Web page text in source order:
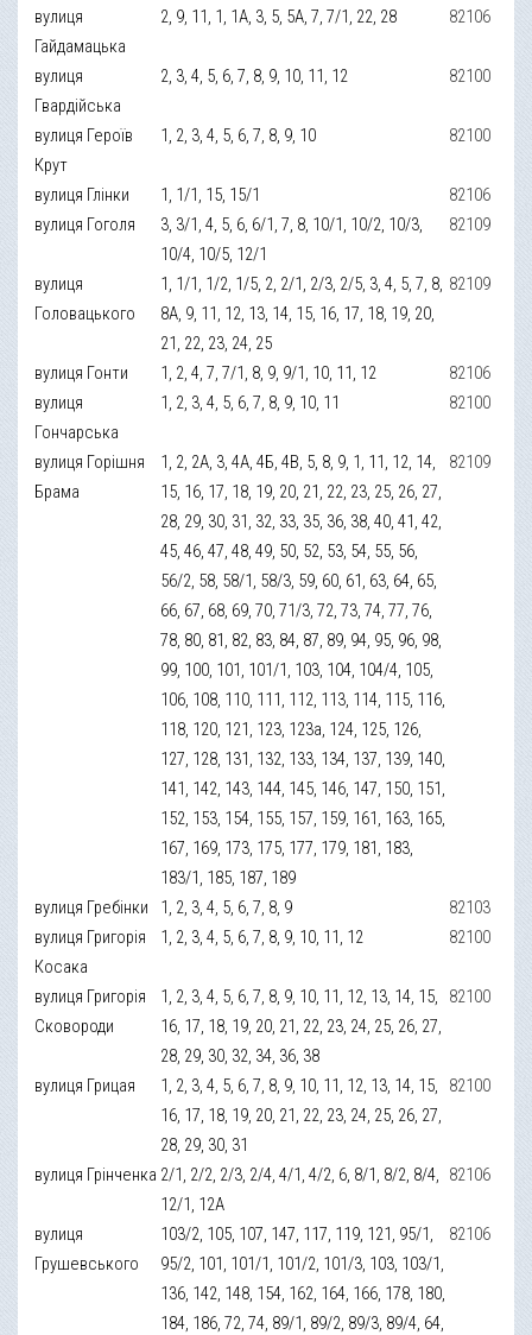
вулиця
Гайдамацька
2, 9, 11, 1, 1А, 3, 5, 5А, 7, 7/1, 22, 28 82106
вулиця
Гвардійська
2, 3, 4, 5, 6, 7, 8, 9, 10, 11, 12 82100
вулиця Героїв
Крут
1, 2, 3, 4, 5, 6, 7, 8, 9, 10 82100
вулиця Глінки 1, 1/1, 15, 15/1
82106
вулиця Гоголя
3, 3/1, 4, 5, 6, 6/1, 7, 8, 10/1, 10/2, 10/3,
10/4, 10/5, 12/1
82109
вулиця
Головацького
1, 1/1, 1/2, 1/5, 2, 2/1, 2/3, 2/5, 3, 4, 5, 7, 8,
8A, 9, 11, 12, 13, 14, 15, 16, 17, 18, 19, 20,
21, 22, 23, 24, 25
82109
вулиця Гонти 1, 2, 4, 7, 7/1, 8, 9, 9/1, 10, 11, 12
82106
вулиця
Гончарська
1, 2, 3, 4, 5, 6, 7, 8, 9, 10, 11 82100
вулиця Горішня
Брама
1, 2, 2A, 3, 4А, 4Б, 4В, 5, 8, 9, 1, 11, 12, 14,
15, 16, 17, 18, 19, 20, 21, 22, 23, 25, 26, 27,
28, 29, 30, 31, 32, 33, 35, 36, 38, 40, 41, 42,
45, 46, 47, 48, 49, 50, 52, 53, 54, 55, 56,
56/2, 58, 58/1, 58/3, 59, 60, 61, 63, 64, 65,
66, 67, 68, 69, 70, 71/3, 72, 73, 74, 77, 76,
78, 80, 81, 82, 83, 84, 87, 89, 94, 95, 96, 98,
99, 100, 101, 101/1, 103, 104, 104/4, 105,
106, 108, 110, 111, 112, 113, 114, 115, 116,
118, 120, 121, 123, 123а, 124, 125, 126,
127, 128, 131, 132, 133, 134, 137, 139, 140,
141, 142, 143, 144, 145, 146, 147, 150, 151,
152, 153, 154, 155, 157, 159, 161, 163, 165,
167, 169, 173, 175, 177, 179, 181, 183,
183/1, 185, 187, 189
82109
вулиця Гребінки 1, 2, 3, 4, 5, 6, 7, 8, 9
82103
вулиця Григорія
Косака
1, 2, 3, 4, 5, 6, 7, 8, 9, 10, 11, 12 82100
вулиця Григорія
Сковороди
1, 2, 3, 4, 5, 6, 7, 8, 9, 10, 11, 12, 13, 14, 15,
16, 17, 18, 19, 20, 21, 22, 23, 24, 25, 26, 27,
28, 29, 30, 32, 34, 36, 38
82100
вулиця Грицая
1, 2, 3, 4, 5, 6, 7, 8, 9, 10, 11, 12, 13, 14, 15,
16, 17, 18, 19, 20, 21, 22, 23, 24, 25, 26, 27,
28, 29, 30, 31
82100
вулиця Грінченка 2/1, 2/2, 2/3, 2/4, 4/1, 4/2, 6, 8/1, 8/2, 8/4,
12/1, 12A
82106
вулиця
Грушевського
103/2, 105, 107, 147, 117, 119, 121, 95/1,
95/2, 101, 101/1, 101/2, 101/3, 103, 103/1,
136, 142, 148, 154, 162, 164, 166, 178, 180,
184, 186, 72, 74, 89/1, 89/2, 89/3, 89/4, 64,
82106